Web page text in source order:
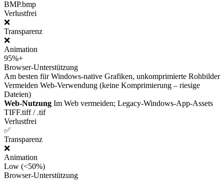
BMP.bmp
Verlustfrei
❌
Transparenz
❌
Animation
95%+
Browser-Unterstützung
Am besten für Windows-native Grafiken, unkomprimierte Rohbilder
Vermeiden Web-Verwendung (keine Komprimierung – riesige
Dateien)
Web-Nutzung Im Web vermeiden; Legacy-Windows-App-Assets
TIFF.tiff / .tif
Verlustfrei
✅
Transparenz
❌
Animation
Low (<50%)
Browser-Unterstützung